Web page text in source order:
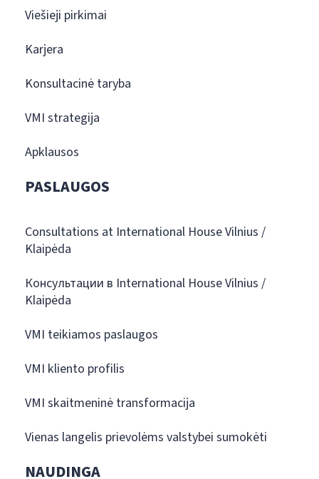
Viešieji pirkimai
Karjera
Konsultacinė taryba
VMI strategija
Apklausos
PASLAUGOS
Consultations at International House Vilnius /
Klaipėda
Консультации в International House Vilnius /
Klaipėda
VMI teikiamos paslaugos
VMI kliento profilis
VMI skaitmeninė transformacija
Vienas langelis prievolėms valstybei sumokėti
NAUDINGA